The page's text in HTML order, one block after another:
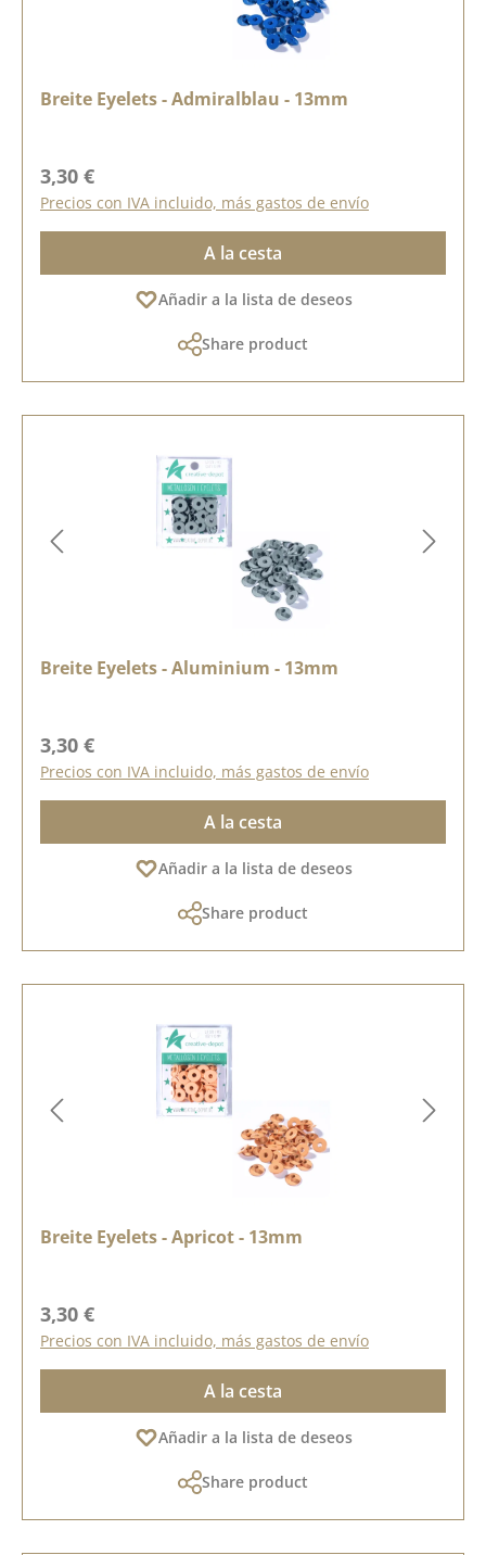
Breite Eyelets - Admiralblau - 13mm
Precio normal:
3,30 €
Precios con IVA incluido, más gastos de envío
A la cesta
Añadir a la lista de deseos
Share product
Breite Eyelets - Aluminium - 13mm
Precio normal:
3,30 €
Precios con IVA incluido, más gastos de envío
A la cesta
Añadir a la lista de deseos
Share product
Breite Eyelets - Apricot - 13mm
Precio normal:
3,30 €
Precios con IVA incluido, más gastos de envío
A la cesta
Añadir a la lista de deseos
Share product